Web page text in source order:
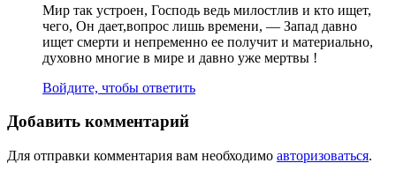
Мир так устроен, Господь ведь милостлив и кто ищет,
чего, Он дает,вопрос лишь времени, — Запад давно
ищет смерти и непременно ее получит и материально,
духовно многие в мире и давно уже мертвы !
Войдите, чтобы ответить
Добавить комментарий
Для отправки комментария вам необходимо авторизоваться.